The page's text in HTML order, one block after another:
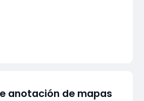
anotación de mapas